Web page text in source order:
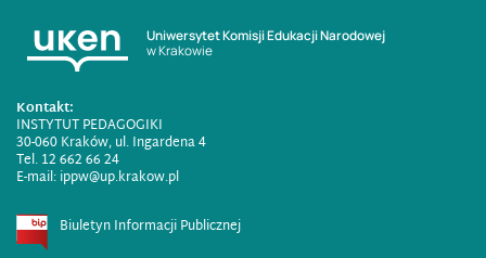
Uniwersytet Komisji Edukacji Narodowej
w Krakowie
Kontakt:
INSTYTUT PEDAGOGIKI
30-060 Kraków, ul. Ingardena 4
Tel. 12 662 66 24
E-mail:ippw@up.krakow.pl
Biuletyn Informacji Publicznej